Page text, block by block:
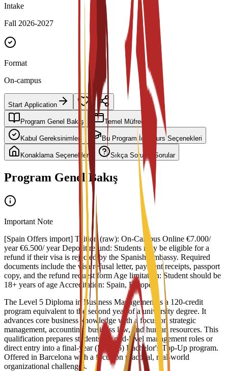
Intake
Fall 2026-2027
Format
On-campus
Start Application
Program Genel Bakış Temel Müfredat
Kabul Gereksinimleri Bu Program İçin Burs Seçenekleri
Konaklama Seçenekleri Sıkça Sorulan Sorular
Program Genel Bakış
Important Note
[Spain Offers import] Tuition (raw): On-Campus Online €7.000/
year €6.500/ year Deposit refund: Students may be eligible for a
refund if their visa is rejected by the Spanish Embassy. Required
documents include the visa refusal letter, payment receipts, passport
copy, and the refund request form Age limitation: Student should be
18+ years of age Accreditation: Spain, Europe
The Level 5 Diploma in Business Management is a 120-credit
program equivalent to the second year of a university degree. It
advances core business knowledge with a focus on strategic
management, accounting, business law, and human resources. This
qualification prepares students for mid-level management roles or
direct entry into a final-year (Level 6) Bachelor's Top-Up program.
Offered in Barcelona with a focus on practical, real-world
organizational challenges.